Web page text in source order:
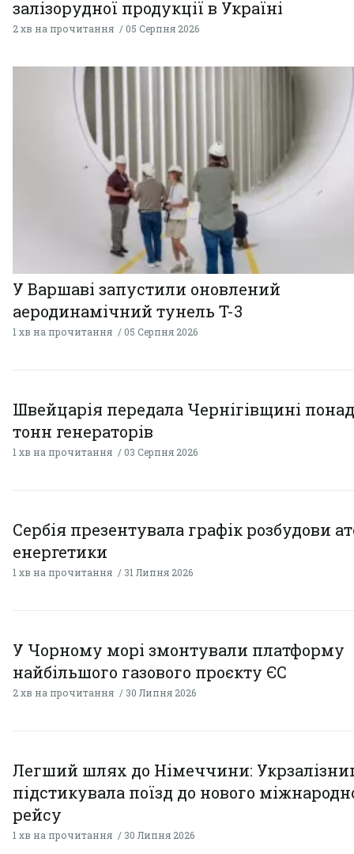
залізорудної продукції в Україні
2 хв на прочитання 05 Серпня 2026
У Варшаві запустили оновлений
аеродинамічний тунель T-3
1 хв на прочитання 05 Серпня 2026
Швейцарія передала Чернігівщині
тонн генераторів
1 хв на прочитання 03 Серпня 2026
Сербія презентувала графік розбудови
енергетики
1 хв на прочитання 31 Липня 2026
У Чорному морі змонтували платформу
найбільшого газового проєкту ЄС
2 хв на прочитання 30 Липня 2026
Легший шлях до Німеччини:
підстикувала поїзд до нового
рейсу
1 хв на прочитання 30 Липня 2026